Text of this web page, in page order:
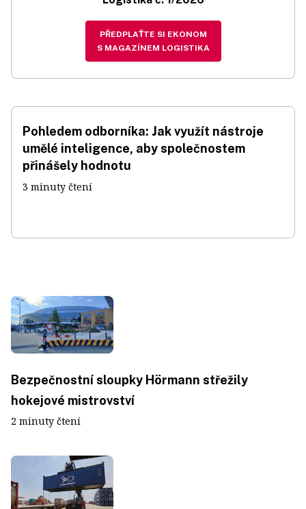
PŘEDPLAŤTE SI EKONOM
S MAGAZÍNEM LOGISTIKA
Pohledem odborníka: Jak využít nástroje
umělé inteligence, aby společnostem
přinášely hodnotu
3 minuty čtení
Bezpečnostní sloupky Hörmann střežily
hokejové mistrovství
2 minuty čtení